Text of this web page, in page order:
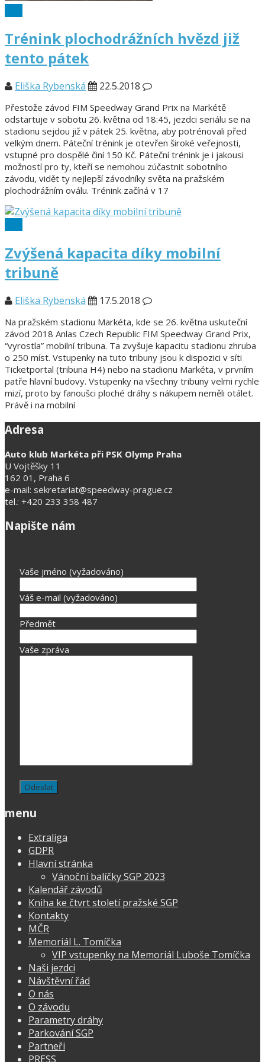
Trénink plochodrážních hvězd již
tento pátek
Eliška Rybenská 22.5.2018
Přestože závod FIM Speedway Grand Prix na Markétě
odstartuje v sobotu 26. května od 18:45, jezdci seriálu se na
stadionu sejdou již v pátek 25. května, aby potrénovali před
velkým dnem. Páteční trénink je otevřen široké veřejnosti,
vstupné pro dospělé činí 150 Kč. Páteční trénink je i jakousi
možností pro ty, kteří se nemohou zúčastnit sobotního
závodu, vidět ty nejlepší závodníky světa na pražském
plochodrážním oválu. Trénink začíná v 17
Zvýšená kapacita díky mobilní
tribuně
Eliška Rybenská 17.5.2018
Na pražském stadionu Markéta, kde se 26. května uskuteční
závod 2018 Anlas Czech Republic FIM Speedway Grand Prix,
“vyrostla” mobilní tribuna. Ta zvyšuje kapacitu stadionu zhruba
o 250 míst. Vstupenky na tuto tribuny jsou k dispozici v síti
Ticketportal (tribuna H4) nebo na stadionu Markéta, v prvním
patře hlavní budovy. Vstupenky na všechny tribuny velmi rychle
mizí, proto by fanoušci ploché dráhy s nákupem neměli otálet.
Právě i na mobilní
Adresa
Auto klub Markéta při PSK Olymp Praha
U Vojtěšky 11
162 01, Praha 6
e-mail: sekretariat@speedway-prague.cz
tel.: +420 233 358 487
Napište nám
Vaše jméno (vyžadováno)
Váš e-mail (vyžadováno)
Předmět
Vaše zpráva
menu
Extraliga
GDPR
Hlavní stránka
Vánoční balíčky SGP 2023
Kalendář závodů
Kniha ke čtvrt století pražské SGP
Kontakty
MČR
Memoriál L. Tomíčka
VIP vstupenky na Memoriál Luboše Tomíčka
Naši jezdci
Návštěvní řád
O nás
O závodu
Parametry dráhy
Parkování SGP
Partneři
PRESS